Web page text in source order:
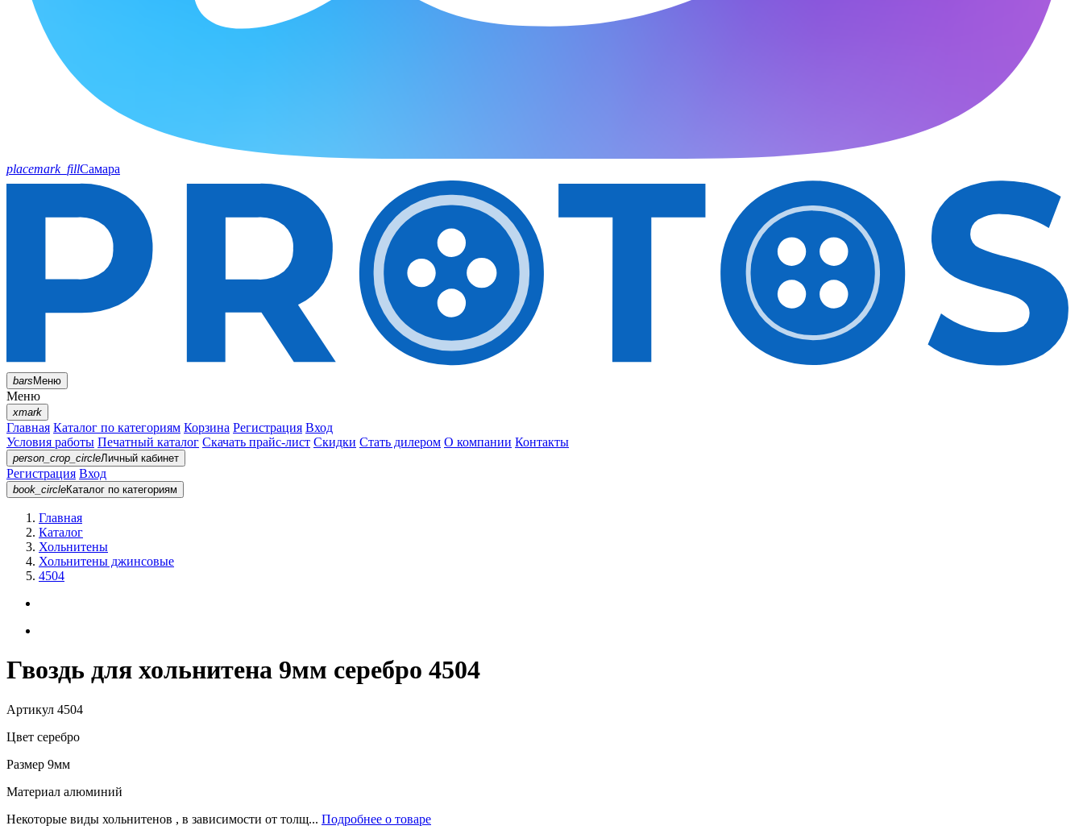
placemark_fillСамара
barsМеню
Меню
xmark
Главная Каталог по категориям Корзина Регистрация Вход
Условия работы Печатный каталог Скачать прайс-лист Скидки Стать дилером О компании Контакты
person_crop_circleЛичный кабинет
Регистрация Вход
book_circleКаталог по категориям
Главная
Каталог
Хольнитены
Хольнитены джинсовые
4504
Гвоздь для хольнитена 9мм серебро 4504
Артикул 4504
Цвет серебро
Размер 9мм
Материал алюминий
Некоторые виды хольнитенов , в зависимости от толщ... Подробнее о товаре